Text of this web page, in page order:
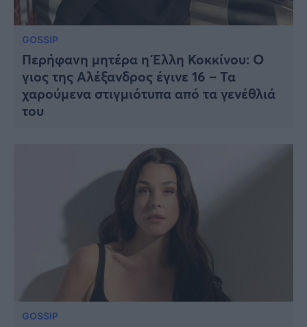
GOSSIP
Περήφανη μητέρα η Έλλη Κοκκίνου: Ο
γιος της Αλέξανδρος έγινε 16 – Τα
χαρούμενα στιγμιότυπα από τα γενέθλιά
του
GOSSIP